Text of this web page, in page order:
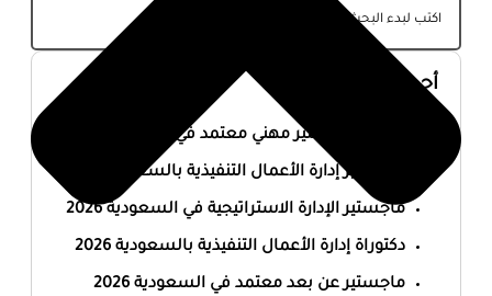
أحدث المقالات
أفضل ماجستير مهني معتمد في السعودية 2026
ماجستير إدارة الأعمال التنفيذية بالسعودية 2026
ماجستير الإدارة الاستراتيجية في السعودية 2026
دكتوراة إدارة الأعمال التنفيذية بالسعودية 2026
ماجستير عن بعد معتمد في السعودية 2026